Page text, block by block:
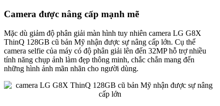
Camera được nâng cấp mạnh mẽ
Mặc dù giảm độ phân giải màn hình tuy nhiên camera LG G8X
ThinQ 128GB cũ bản Mỹ nhận được sự nâng cấp lớn. Cụ thể
camera selfie của máy có độ phân giải lên đến 32MP hỗ trợ nhiều
tính năng chụp ảnh làm đẹp thông minh, chắc chắn mang đến
những hình ảnh mãn nhãn cho người dùng.